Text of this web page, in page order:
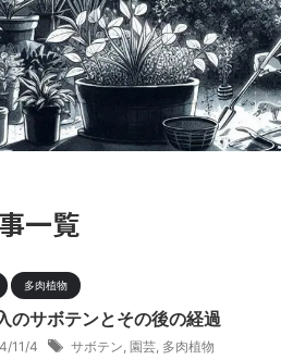
一覧
多肉植物
のサボテンとその後の経過
11/4 サボテン 園芸 多肉植物